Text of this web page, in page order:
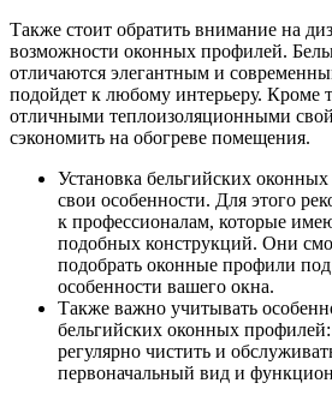
Также стоит обратить внимание на
возможности оконных профилей.
отличаются элегантным и
подойдет к любому интерьеру. Кроме
отличными теплоизоляционными
сэкономить на обогреве помещения.
Установка бельгийских
свои особенности. Для этого
к профессионалам, которые
подобных конструкций. Они
подобрать оконные профили
особенности вашего окна.
Также важно учитывать
бельгийских оконных
регулярно чистить и
первоначальный вид и